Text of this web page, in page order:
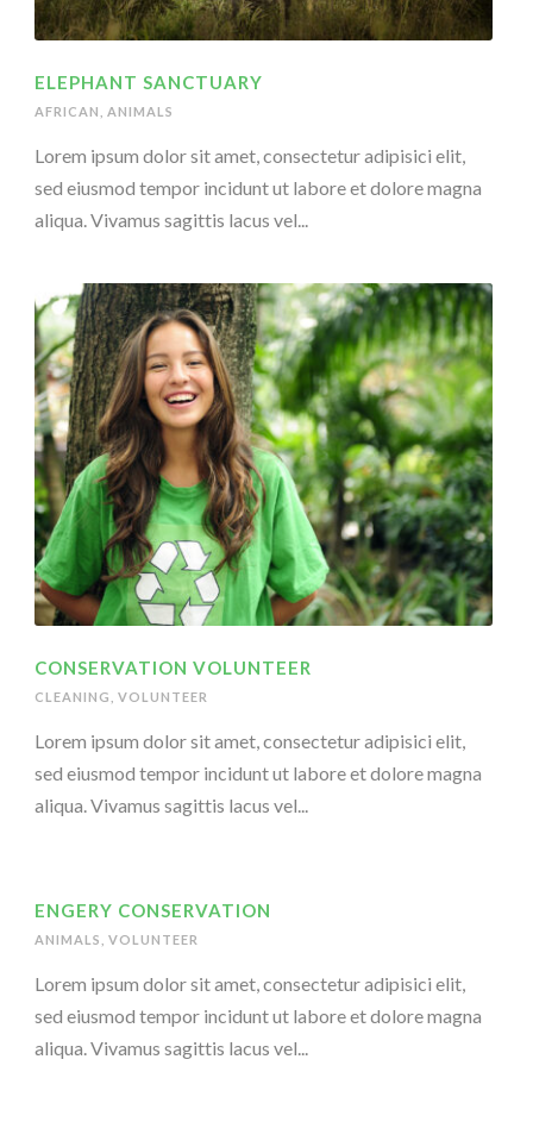
ELEPHANT SANCTUARY
AFRICAN ANIMALS
Lorem ipsum dolor sit amet, consectetur adipisici elit,
sed eiusmod tempor incidunt ut labore et dolore magna
aliqua. Vivamus sagittis lacus vel...
CONSERVATION VOLUNTEER
CLEANING VOLUNTEER
Lorem ipsum dolor sit amet, consectetur adipisici elit,
sed eiusmod tempor incidunt ut labore et dolore magna
aliqua. Vivamus sagittis lacus vel...
ENGERY CONSERVATION
ANIMALS VOLUNTEER
Lorem ipsum dolor sit amet, consectetur adipisici elit,
sed eiusmod tempor incidunt ut labore et dolore magna
aliqua. Vivamus sagittis lacus vel...